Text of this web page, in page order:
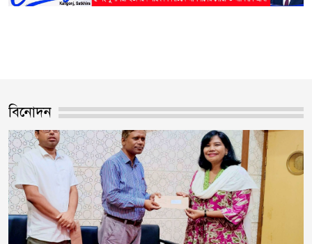
বিনোদন